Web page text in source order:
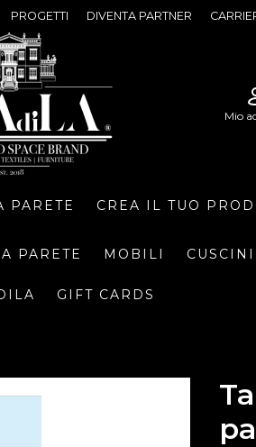
PROGETTI DIVENTA PARTNER
PARETE CREA IL TUO
PARETE MOBILI CUSCINI
GIFT CARDS